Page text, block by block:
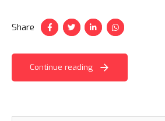
Share
Continue reading